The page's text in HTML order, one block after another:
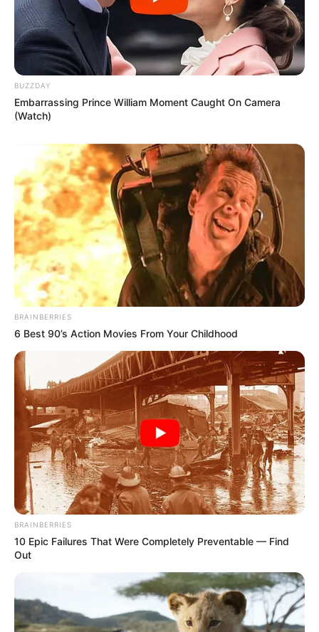
BUZZDAY
Embarrassing Prince William Moment Caught On Camera
(Watch)
BRAINBERRIES
6 Best 90’s Action Movies From Your Childhood
BRAINBERRIES
10 Epic Failures That Were Completely Preventable — Find
Out